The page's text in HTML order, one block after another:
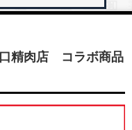
精肉店 コラボ商品